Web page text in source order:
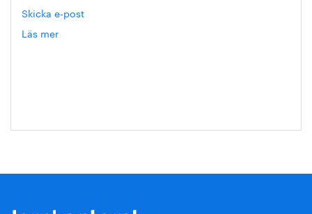
Skicka e-post
Läs mer